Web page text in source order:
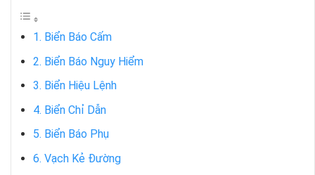
1. Biển Báo Cấm
2. Biển Báo Nguy Hiểm
3. Biển Hiệu Lệnh
4. Biển Chỉ Dẫn
5. Biển Báo Phụ
6. Vạch Kẻ Đường